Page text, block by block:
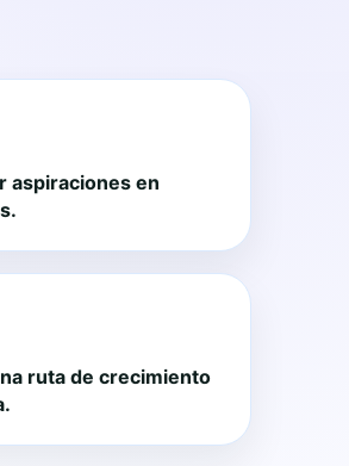
aspiraciones en
ruta de crecimiento